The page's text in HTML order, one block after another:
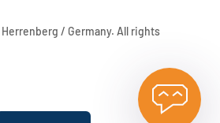
Herrenberg / Germany. All rights